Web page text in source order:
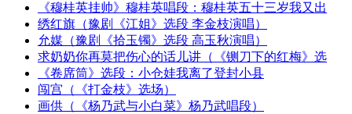
《穆桂英挂帅》穆桂英唱段：穆桂英五十三岁我又出
绣红旗（豫剧《江姐》选段 李金枝演唱）
允媒（豫剧《拾玉镯》选段 高玉秋演唱）
求奶奶你再莫把伤心的话儿讲（《铡刀下的红梅》选
《卷席筒》选段：小仓娃我离了登封小县
闯宫（《打金枝》选场）
画供（《杨乃武与小白菜》杨乃武唱段）